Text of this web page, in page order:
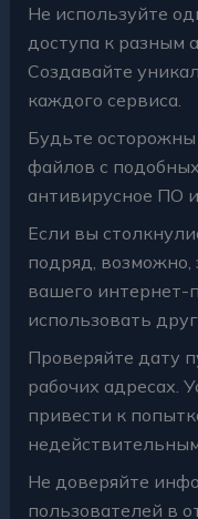
Не используйте
доступа к разным
Создавайте
каждого сервиса.
Будьте
файлов с
антивирусное ПО и
Если вы
подряд, возможно,
вашего интернет-
использовать
Проверяйте дату
рабочих адресах.
привести к
Не доверяйте
пользователей в